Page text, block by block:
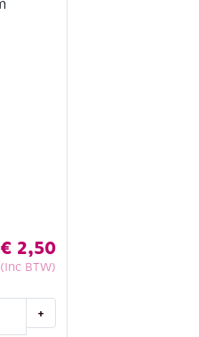
€ 2,50
(Inc BTW)
+